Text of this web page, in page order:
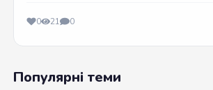
0 21 0
Популярні теми